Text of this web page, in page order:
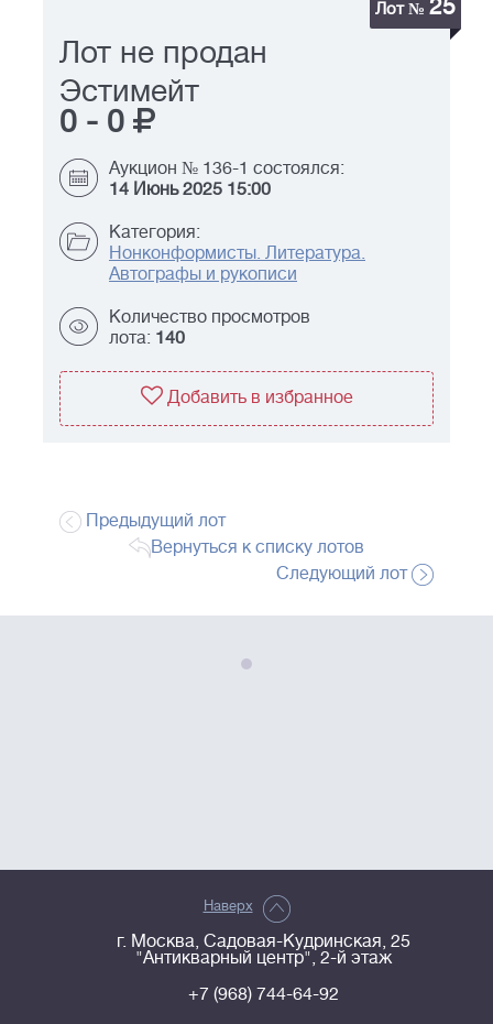
Лот № 25
Лот не продан
Эстимейт
0 - 0
Аукцион № 136-1 состоялся:
14 Июнь 2025 15:00
Категория:
Нонконформисты. Литература.
Автографы и рукописи
Количество просмотров
лота: 140
Добавить в избранное
Предыдущий лот
Вернуться к списку лотов
Следующий лот
Наверх
г. Москва, Садовая-Кудринская, 25
"Антикварный центр", 2-й этаж
+7 (968) 744-64-92